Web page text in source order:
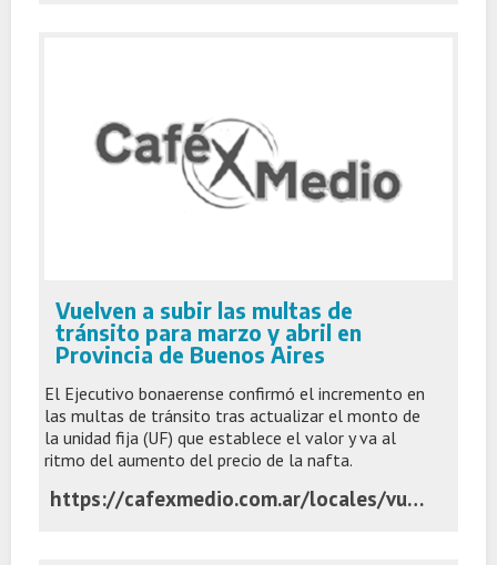
Vuelven a subir las multas de
tránsito para marzo y abril en
Provincia de Buenos Aires
El Ejecutivo bonaerense confirmó el incremento en
las multas de tránsito tras actualizar el monto de
la unidad fija (UF) que establece el valor y va al
ritmo del aumento del precio de la nafta.
https://cafexmedio.com.ar/locales/vuelven-a-subir-las-multas-de-transito-para-marzo-y-abril-en-provincia-de-buenos-aires/